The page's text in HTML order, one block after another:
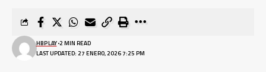
LAST UPDATED: 27 ENERO, 2026 7:25 PM
HBPLAY 2 MIN READ